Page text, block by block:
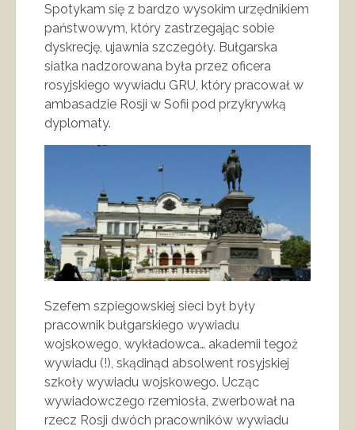
Spotykam się z bardzo wysokim urzędnikiem
państwowym, który zastrzegając sobie
dyskrecję, ujawnia szczegóły. Bułgarska
siatka nadzorowana była przez oficera
rosyjskiego wywiadu GRU, który pracował w
ambasadzie Rosji w Sofii pod przykrywką
dyplomaty.
Szefem szpiegowskiej sieci był były
pracownik bułgarskiego wywiadu
wojskowego, wykładowca… akademii tegoż
wywiadu (!), skądinąd absolwent rosyjskiej
szkoły wywiadu wojskowego. Ucząc
wywiadowczego rzemiosła, zwerbował na
rzecz Rosji dwóch pracowników wywiadu